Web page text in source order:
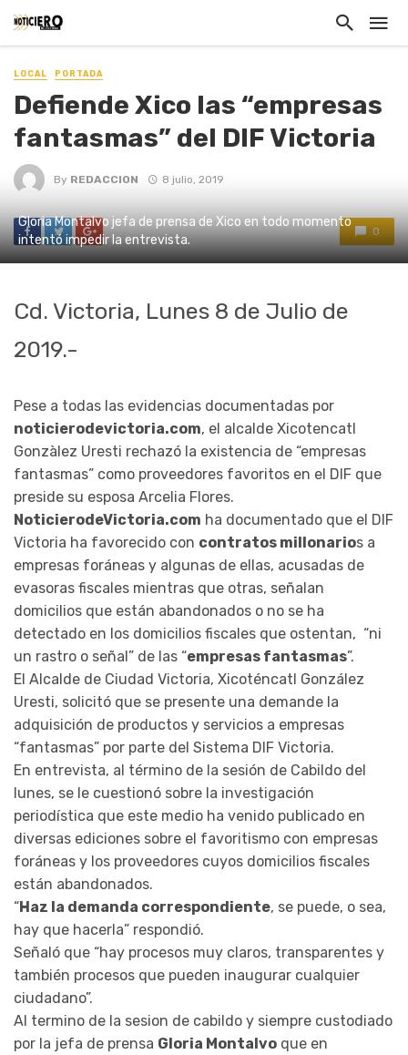
LOCAL PORTADA
Defiende Xico las “empresas
fantasmas” del DIF Victoria
By REDACCION 8 julio, 2019
0
Gloria Montalvo jefa de prensa de Xico en todo momento
intentó impedir la entrevista.
Cd. Victoria, Lunes 8 de Julio de
2019.-
Pese a todas las evidencias documentadas por
noticierodevictoria.com, el alcalde Xicotencatl
Gonzàlez Uresti rechazó la existencia de “empresas
fantasmas” como proveedores favoritos en el DIF que
preside su esposa Arcelia Flores.
NoticierodeVictoria.com ha documentado que el DIF
Victoria ha favorecido con contratos millonarios a
empresas foráneas y algunas de ellas, acusadas de
evasoras fiscales mientras que otras, señalan
domicilios que están abandonados o no se ha
detectado en los domicilios fiscales que ostentan, “ni
un rastro o señal” de las “empresas fantasmas”.
El Alcalde de Ciudad Victoria, Xicoténcatl González
Uresti, solicitó que se presente una demande la
adquisición de productos y servicios a empresas
“fantasmas” por parte del Sistema DIF Victoria.
En entrevista, al término de la sesión de Cabildo del
lunes, se le cuestionó sobre la investigación
periodística que este medio ha venido publicado en
diversas ediciones sobre el favoritismo con empresas
foráneas y los proveedores cuyos domicilios fiscales
están abandonados.
“Haz la demanda correspondiente, se puede, o sea,
hay que hacerla” respondió.
Señaló que “hay procesos muy claros, transparentes y
también procesos que pueden inaugurar cualquier
ciudadano”.
Al termino de la sesion de cabildo y siempre custodiado
por la jefa de prensa Gloria Montalvo que en